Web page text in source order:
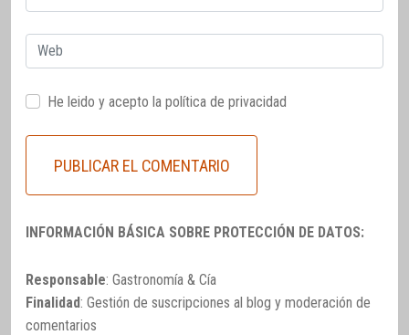
electrónico
Web
He leido y acepto la política de privacidad
INFORMACIÓN BÁSICA SOBRE PROTECCIÓN DE DATOS:
Responsable: Gastronomía & Cía
Finalidad: Gestión de suscripciones al blog y moderación de
comentarios